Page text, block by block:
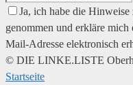
Ja, ich habe die Hinweise
genommen und erkläre mich
Mail-Adresse elektronisch
© DIE LINKE.LISTE
Startseite